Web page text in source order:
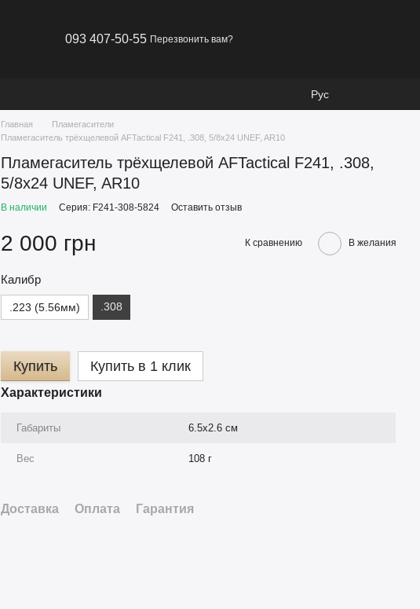
093 407-50-55 Перезвонить вам?
Рус
Главная
Пламегасители
Пламегаситель трёхщелевой AFTactical F241, .308, 5/8x24 UNEF, AR10
Пламегаситель трёхщелевой AFTactical F241, .308,
5/8x24 UNEF, AR10
В наличии Серия: F241-308-5824 Оставить отзыв
2 000 грн К сравнению В желания
Калибр
.223 (5.56мм) .308
Купить Купить в 1 клик
Характеристики
Габариты 6.5х2.6 см
Вес 108 г
Доставка Оплата Гарантия